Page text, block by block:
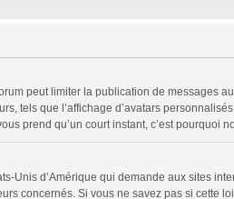
peut limiter la publication de messages
tels que l’affichage d’avatars
prend qu’un court instant, c’est pourquoi
Unis d’Amérique qui demande aux sites
concernés. Si vous ne savez pas si cette